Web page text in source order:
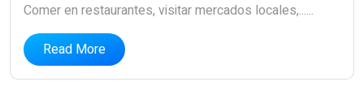
Comer en restaurantes, visitar mercados locales,......
Read More